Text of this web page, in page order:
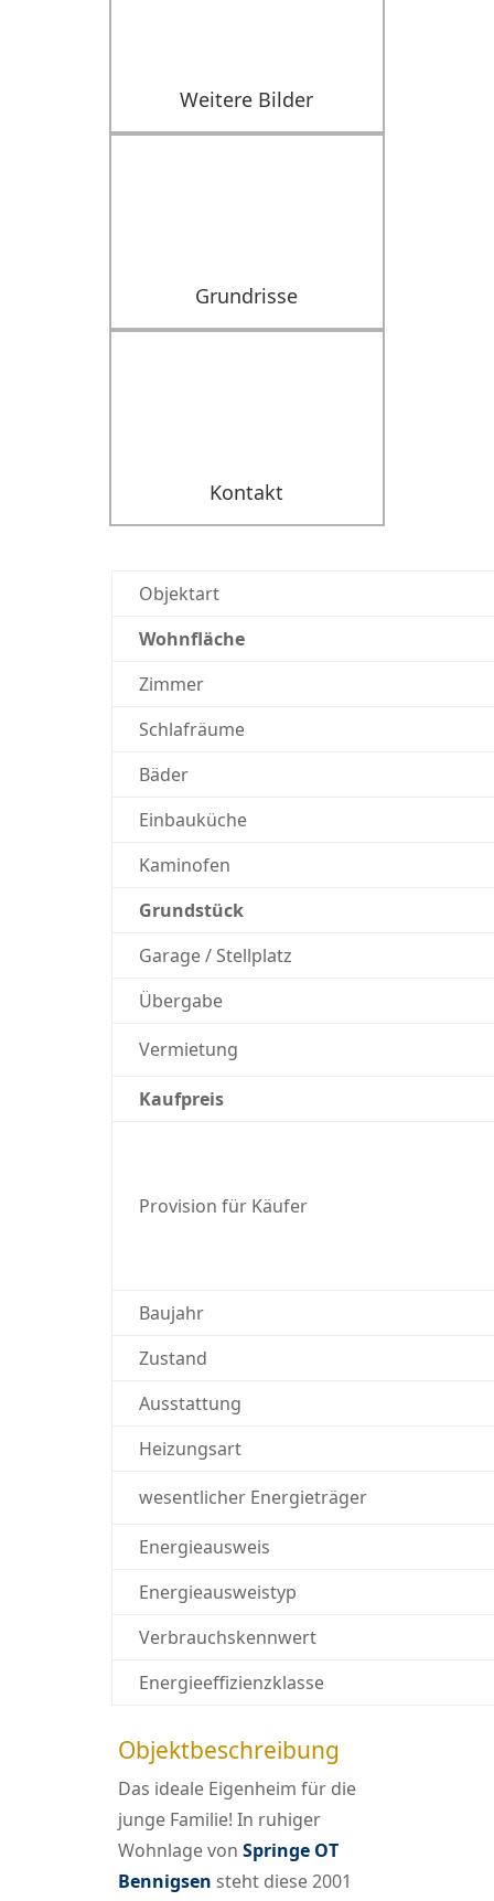
Weitere Bilder
Grundrisse
Kontakt
Objektart
Wohnfläche
Zimmer
Schlafräume
Bäder
Einbauküche
Kaminofen
Grundstück
Garage / Stellplatz
Übergabe
Vermietung
Kaufpreis
Provision für Käufer
Baujahr
Zustand
Ausstattung
Heizungsart
wesentlicher Energieträger
Energieausweis
Energie­ausweistyp
Verbrauchskennwert
Energieeffizienzklasse
Objektbeschreibung
Das ideale Eigenheim für die
junge Familie! In ruhiger
Wohnlage von Springe OT
Bennigsen steht diese 2001